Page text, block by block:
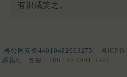
有识咸笑之。
粤公网安备44010402003275 粤ICP
系我们
客服：+86 136 0901 3320